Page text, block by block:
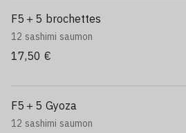
F5＋5 brochettes
12 sashimi saumon
17,50 €
F5＋5 Gyoza
12 sashimi saumon